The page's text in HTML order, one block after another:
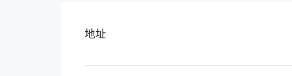
地址